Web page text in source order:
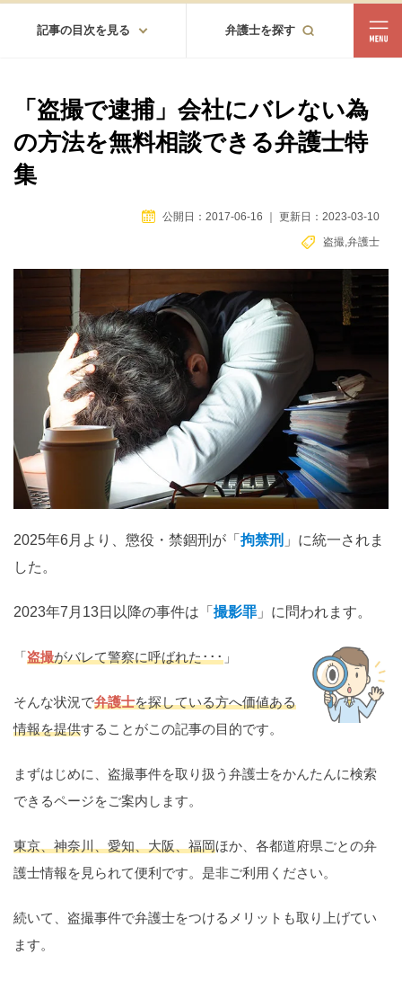
記事の目次を見る 弁護士を探す
都道府県から探す
北海道・東北
北海道
栃木 群馬 埼玉 千葉 東京 神奈川
静岡 愛知 三重
関西
滋賀 大阪 兵庫 奈良
中国
鳥取 島根 岡山 広島 山口
徳島 香川 愛媛 高知
九州・沖縄
鹿児島
沖縄
相談内容から探す
「盗撮で逮捕」会社にバレない為
の方法を無料相談できる弁護士特
集
公開日：2017-06-16 更新日：2023-03-10
盗撮,弁護士
2025年6月より、懲役・禁錮刑が「 拘禁刑 」に統一されま
した。
2023年7月13日以降の事件は「 撮影罪 」に問われます。
「 盗撮がバレて警察に呼ばれた･･･ 」
そんな状況で弁護士を探している方へ価値ある
情報を提供することがこの記事の目的です。
まずはじめに、盗撮事件を取り扱う弁護士をかんたんに検索
できるページをご案内します。
東京、神奈川、愛知、大阪、福岡ほか、各都道府県ごとの弁
護士情報を見られて便利です。是非ご利用ください。
続いて、盗撮事件で弁護士をつけるメリットも取り上げてい
ます。